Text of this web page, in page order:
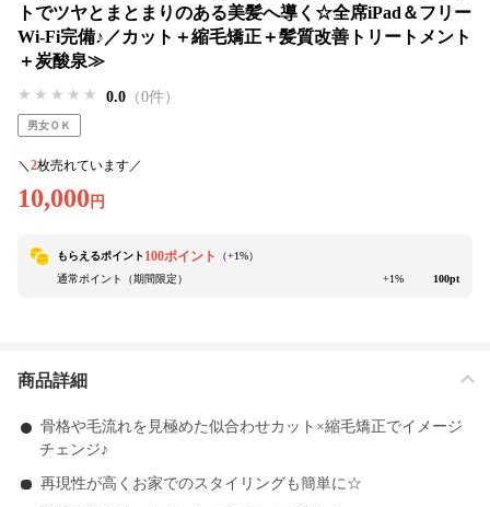
トでツヤとまとまりのある美髪へ導く☆全席iPad＆フリー
Wi-Fi完備♪／カット＋縮毛矯正＋髪質改善トリートメント
＋炭酸泉≫
★★★★★
★★★★★
★★★★★ 0.0 （0件）
男女ＯＫ
＼ 2枚売れています／
10,000 円
もらえるポイント 100ポイント （+1%）
通常ポイント（期間限定）
+1% 100pt
商品詳細
骨格や毛流れを見極めた似合わせカット×縮毛矯正でイメージ
チェンジ♪
再現性が高くお家でのスタイリングも簡単に☆